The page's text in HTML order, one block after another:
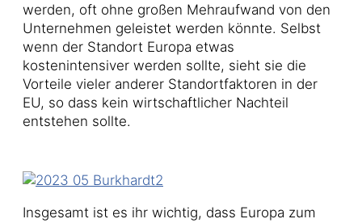
werden, oft ohne großen Mehraufwand von den
Unternehmen geleistet werden könnte. Selbst
wenn der Standort Europa etwas
kostenintensiver werden sollte, sieht sie die
Vorteile vieler anderer Standortfaktoren in der
EU, so dass kein wirtschaftlicher Nachteil
entstehen sollte.
Insgesamt ist es ihr wichtig, dass Europa zum